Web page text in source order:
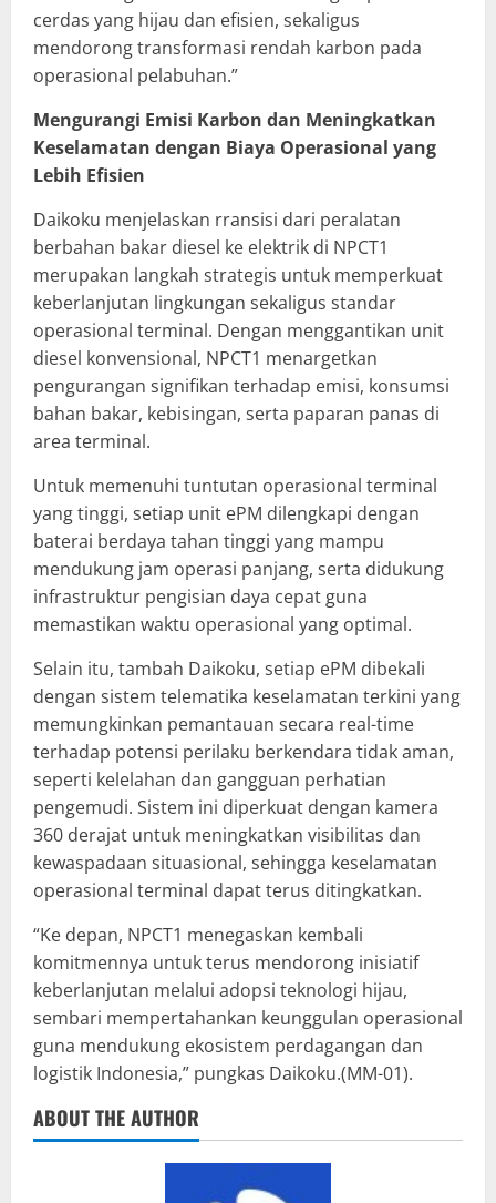
cerdas yang hijau dan efisien, sekaligus
mendorong transformasi rendah karbon pada
operasional pelabuhan.”
Mengurangi Emisi Karbon dan Meningkatkan
Keselamatan dengan Biaya Operasional yang
Lebih Efisien
Daikoku menjelaskan rransisi dari peralatan
berbahan bakar diesel ke elektrik di NPCT1
merupakan langkah strategis untuk memperkuat
keberlanjutan lingkungan sekaligus standar
operasional terminal. Dengan menggantikan unit
diesel konvensional, NPCT1 menargetkan
pengurangan signifikan terhadap emisi, konsumsi
bahan bakar, kebisingan, serta paparan panas di
area terminal.
Untuk memenuhi tuntutan operasional terminal
yang tinggi, setiap unit ePM dilengkapi dengan
baterai berdaya tahan tinggi yang mampu
mendukung jam operasi panjang, serta didukung
infrastruktur pengisian daya cepat guna
memastikan waktu operasional yang optimal.
Selain itu, tambah Daikoku, setiap ePM dibekali
dengan sistem telematika keselamatan terkini yang
memungkinkan pemantauan secara real-time
terhadap potensi perilaku berkendara tidak aman,
seperti kelelahan dan gangguan perhatian
pengemudi. Sistem ini diperkuat dengan kamera
360 derajat untuk meningkatkan visibilitas dan
kewaspadaan situasional, sehingga keselamatan
operasional terminal dapat terus ditingkatkan.
“Ke depan, NPCT1 menegaskan kembali
komitmennya untuk terus mendorong inisiatif
keberlanjutan melalui adopsi teknologi hijau,
sembari mempertahankan keunggulan operasional
guna mendukung ekosistem perdagangan dan
logistik Indonesia,” pungkas Daikoku.(MM-01).
ABOUT THE AUTHOR